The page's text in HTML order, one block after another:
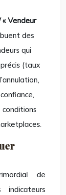
Vendeur
des
qui
(taux
de
indicateurs